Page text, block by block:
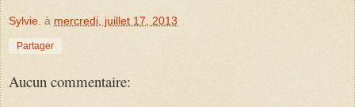
Sylvie. à mercredi, juillet 17, 2013
Partager
Aucun commentaire: